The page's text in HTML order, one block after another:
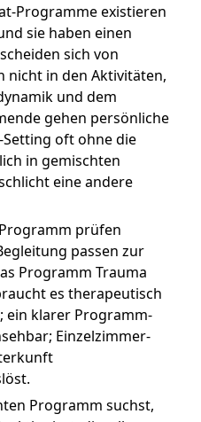
Programme existieren
sie haben einen
sich von
nicht in den Aktivitäten,
und dem
gehen persönliche
Setting oft ohne die
in gemischten
eine andere
prüfen
passen zur
Programm Trauma
es therapeutisch
ein klarer Programm-
Einzelzimmer-
Programm suchst,